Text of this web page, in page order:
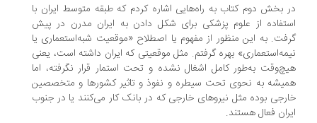
بخش دوم کتاب به راه‌هایی اشاره کردم که طبقه متوسط ایران با
از علوم پزشکی برای شکل دادن به ایران مدرن در پیش
به این منظور از مفهوم یا اصطلاح «موقعیت شبه‌استعماری یا
بهره گرفتم. مثل موقعیتی که ایران داشته است، یعنی
به‌طور کامل اشغال نشده و تحت استمار قرار نگرفته، اما
به نحوی تحت سیطره و نفوذ و تاثیر کشورها و متخصصین
بوده مثل نیروهای خارجی که در بانک کار می‌کنند یا در جنوب
فعال هستند.